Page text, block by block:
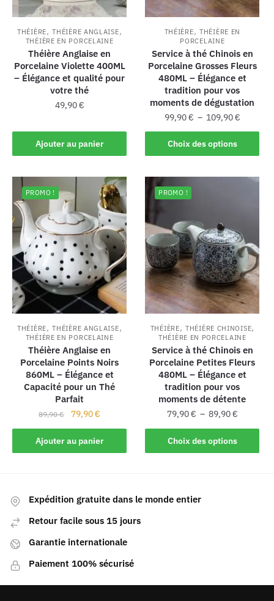
THÉIÈRE,THÉIÈRE ANGLAISE,
THÉIÈRE EN PORCELAINE
Théière Anglaise en
Porcelaine Violette 400ML
– Élégance et qualité pour
votre thé
49,90€
Ajouter au panier
THÉIÈRE, THÉIÈRE EN
PORCELAINE
Service à thé Chinois en
Porcelaine Grosses Fleurs
480ML – Élégance et
tradition pour vos
moments de dégustation
99,90€ – 109,90€
Choix des options
PROMO !
THÉIÈRE,THÉIÈRE ANGLAISE,
THÉIÈRE EN PORCELAINE
Théière Anglaise en
Porcelaine Points Noirs
860ML – Élégance et
Capacité pour un Thé
Parfait
89,90€ 79,90€
Ajouter au panier
PROMO !
THÉIÈRE,THÉIÈRE CHINOISE,
THÉIÈRE EN PORCELAINE
Service à thé Chinois en
Porcelaine Petites Fleurs
480ML – Élégance et
tradition pour vos
moments de détente
79,90€ – 89,90€
Choix des options
Expédition gratuite dans le monde entier
Retour facile sous 15 jours
Garantie internationale
Paiement 100% sécurisé